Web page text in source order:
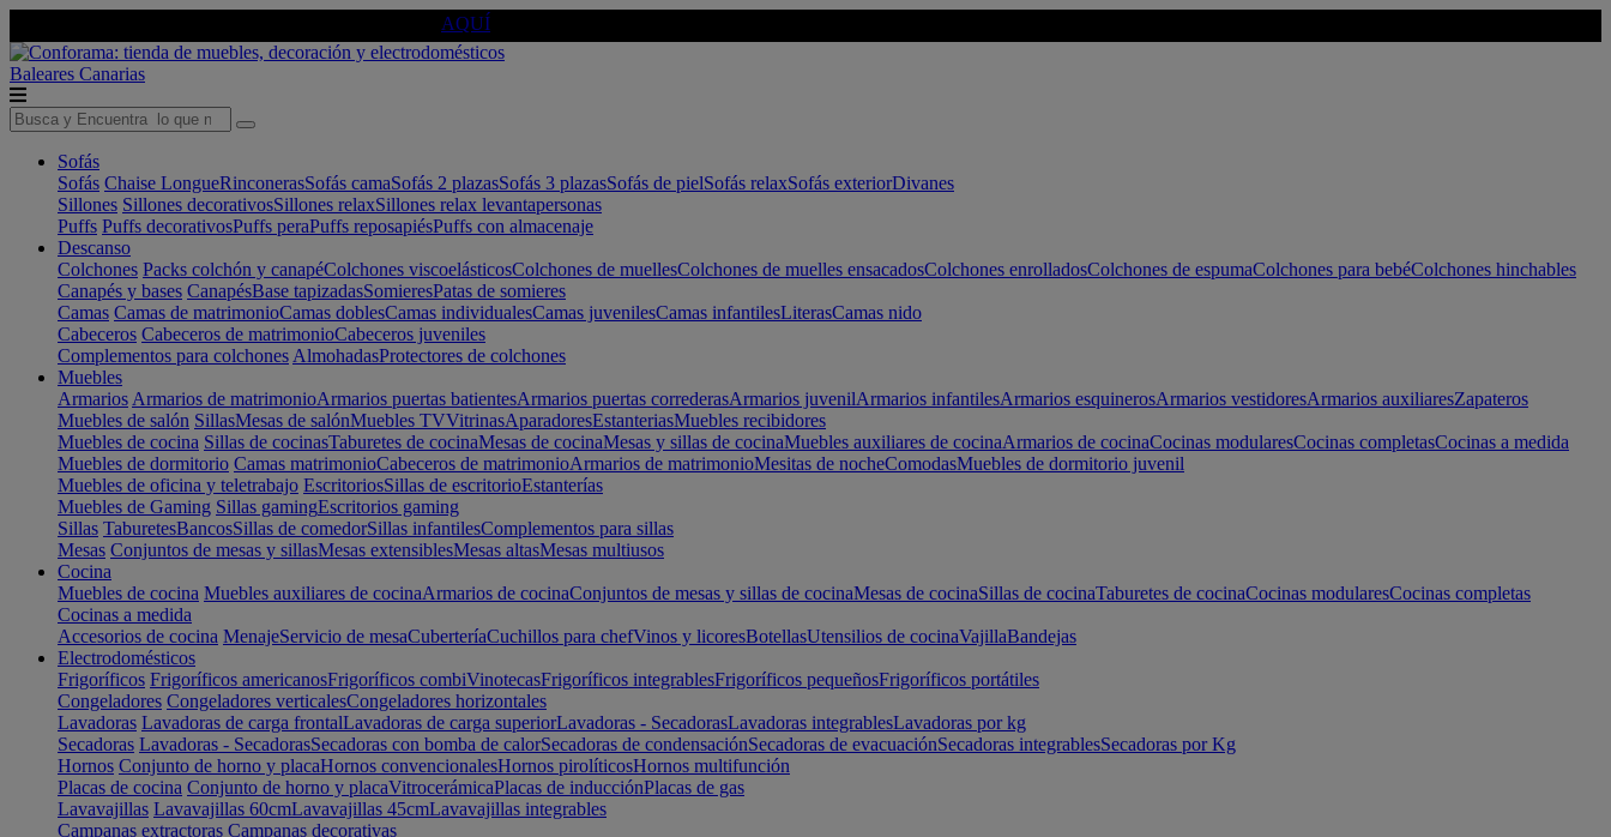
AQUÍ
Baleares Canarias
Sofás
Sofás Chaise LongueRinconerasSofás camaSofás 2 plazasSofás 3 plazasSofás de pielSofás relaxSofás exteriorDivanes
Sillones Sillones decorativosSillones relaxSillones relax levantapersonas
Puffs Puffs decorativosPuffs peraPuffs reposapiésPuffs con almacenaje
Descanso
Colchones Packs colchón y canapéColchones viscoelásticosColchones de muellesColchones de muelles ensacadosColchones enrolladosColchones de espumaColchones para bebéColchones hinchables
Canapés y bases CanapésBase tapizadasSomieresPatas de somieres
Camas Camas de matrimonioCamas doblesCamas individualesCamas juvenilesCamas infantilesLiterasCamas nido
Cabeceros Cabeceros de matrimonioCabeceros juveniles
Complementos para colchones AlmohadasProtectores de colchones
Muebles
Armarios Armarios de matrimonioArmarios puertas batientesArmarios puertas correderasArmarios juvenilArmarios infantilesArmarios esquinerosArmarios vestidoresArmarios auxiliaresZapateros
Muebles de salón SillasMesas de salónMuebles TVVitrinasAparadoresEstanteriasMuebles recibidores
Muebles de cocina Sillas de cocinasTaburetes de cocinaMesas de cocinaMesas y sillas de cocinaMuebles auxiliares de cocinaArmarios de cocinaCocinas modularesCocinas completasCocinas a medida
Muebles de dormitorio Camas matrimonioCabeceros de matrimonioArmarios de matrimonioMesitas de nocheComodasMuebles de dormitorio juvenil
Muebles de oficina y teletrabajo EscritoriosSillas de escritorioEstanterías
Muebles de Gaming Sillas gamingEscritorios gaming
Sillas TaburetesBancosSillas de comedorSillas infantilesComplementos para sillas
Mesas Conjuntos de mesas y sillasMesas extensiblesMesas altasMesas multiusos
Cocina
Muebles de cocina Muebles auxiliares de cocinaArmarios de cocinaConjuntos de mesas y sillas de cocinaMesas de cocinaSillas de cocinaTaburetes de cocinaCocinas modularesCocinas completas
Cocinas a medida
Accesorios de cocina MenajeServicio de mesaCuberteríaCuchillos para chefVinos y licoresBotellasUtensilios de cocinaVajillaBandejas
Electrodomésticos
Frigoríficos Frigoríficos americanosFrigoríficos combiVinotecasFrigoríficos integrablesFrigoríficos pequeñosFrigoríficos portátiles
Congeladores Congeladores verticalesCongeladores horizontales
Lavadoras Lavadoras de carga frontalLavadoras de carga superiorLavadoras - SecadorasLavadoras integrablesLavadoras por kg
Secadoras Lavadoras - SecadorasSecadoras con bomba de calorSecadoras de condensaciónSecadoras de evacuaciónSecadoras integrablesSecadoras por Kg
Hornos Conjunto de horno y placaHornos convencionalesHornos pirolíticosHornos multifunción
Placas de cocina Conjunto de horno y placaVitrocerámicaPlacas de inducciónPlacas de gas
Lavavajillas Lavavajillas 60cmLavavajillas 45cmLavavajillas integrables
Campanas extractoras Campanas decorativas